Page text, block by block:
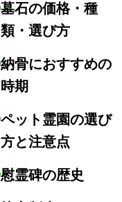
墓石の価格・種
類・選び方
納骨におすすめの
時期
ペット霊園の選び
方と注意点
慰霊碑の歴史